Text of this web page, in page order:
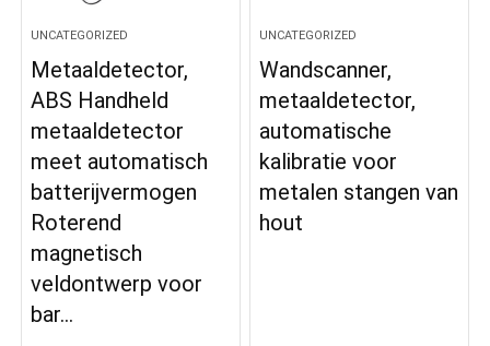
UNCATEGORIZED
Metaaldetector,
ABS Handheld
metaaldetector
meet automatisch
batterijvermogen
Roterend
magnetisch
veldontwerp voor
bar…
UNCATEGORIZED
Wandscanner,
metaaldetector,
automatische
kalibratie voor
metalen stangen van
hout